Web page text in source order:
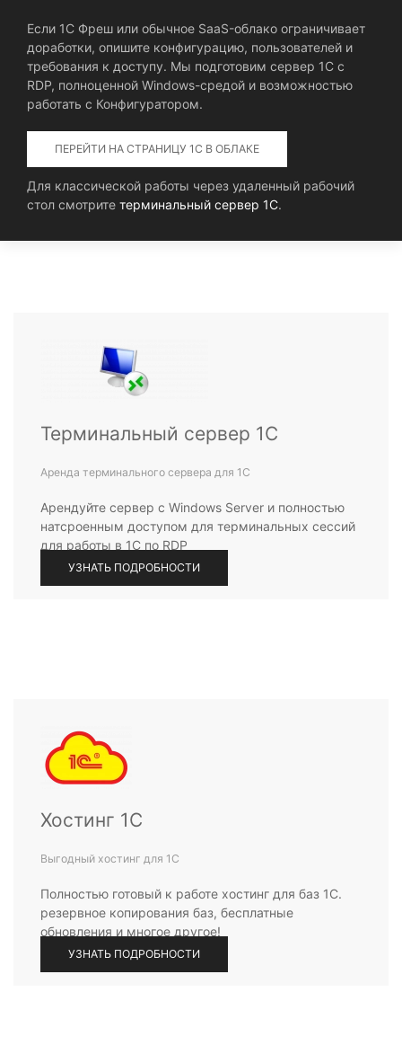
Если 1С Фреш или обычное SaaS-облако ограничивает
доработки, опишите конфигурацию, пользователей и
требования к доступу. Мы подготовим сервер 1С с
RDP, полноценной Windows-средой и возможностью
работать с Конфигуратором.
ПЕРЕЙТИ НА СТРАНИЦУ 1С В ОБЛАКЕ
Для классической работы через удаленный рабочий
стол смотрите терминальный сервер 1С.
Терминальный сервер 1С
Аренда терминального сервера для 1С
Арендуйте сервер с Windows Server и полностью
натсроенным доступом для терминальных сессий
для работы в 1С по RDP
УЗНАТЬ ПОДРОБНОСТИ
Хостинг 1С
Выгодный хостинг для 1С
Полностью готовый к работе хостинг для баз 1С.
резервное копирования баз, бесплатные
обновления и многое другое!
УЗНАТЬ ПОДРОБНОСТИ